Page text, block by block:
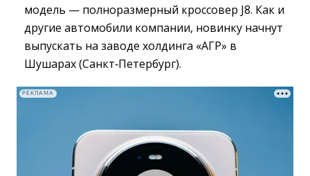
модель — полноразмерный кроссовер J8. Как и
другие автомобили компании, новинку начнут
выпускать на заводе холдинга «АГР» в
Шушарах (Санкт‑Петербург).
РЕКЛАМА